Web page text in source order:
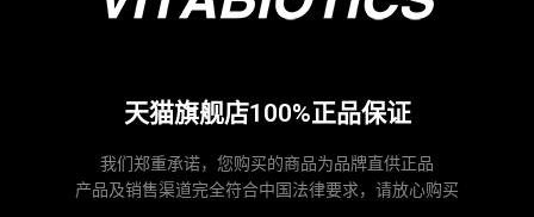
天猫旗舰店100%正品保证
我们郑重承诺，您购买的商品为品牌直供正品
产品及销售渠道完全符合中国法律要求，请放心购买